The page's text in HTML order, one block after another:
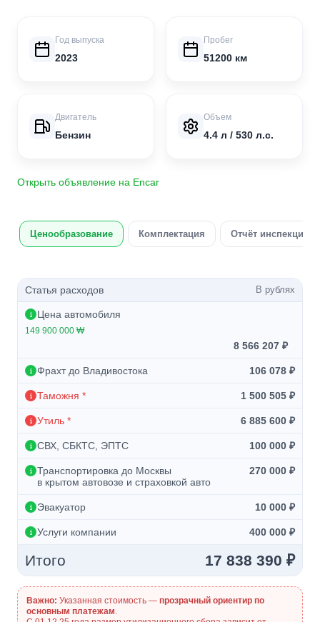
Год выпуска
2023
Пробег
51200 км
Двигатель
Бензин
Объем
4.4 л / 530 л.с.
Открыть объявление на Encar
Ценообразование Комплектация Отчёт инспекции
Статья расходов В рублях
Цена автомобиля
149 900 000 ₩
8 566 207 ₽
Фрахт до Владивостока 106 078 ₽
Таможня * 1 500 505 ₽
Утиль * 6 885 600 ₽
СВХ, СБКТС, ЭПТС 100 000 ₽
Транспортировка до Москвы
в крытом автовозе и страховкой авто
270 000 ₽
Эвакуатор 10 000 ₽
Услуги компании 400 000 ₽
Итого 17 838 390 ₽
Важно: Указанная стоимость — прозрачный ориентир по
основным платежам.